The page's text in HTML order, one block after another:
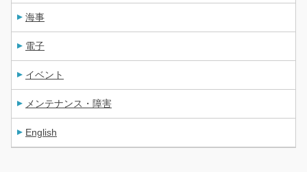
海事
電子
イベント
メンテナンス・障害
English